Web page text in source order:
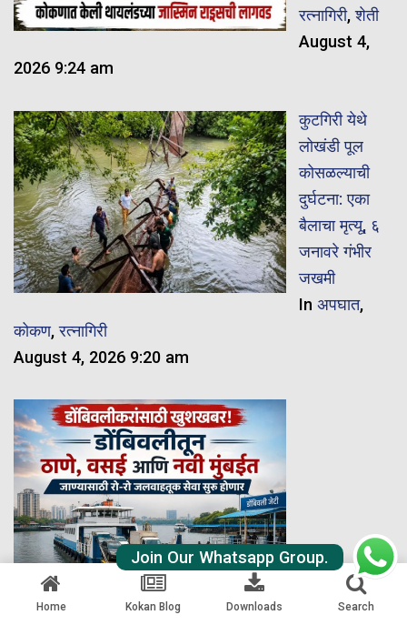
रत्नागिरी,शेती
August 4,
2026 9:24 am
कुटगिरी येथे
लोखंडी पूल
कोसळल्याची
दुर्घटना: एका
बैलाचा मृत्यू, ६
जनावरे गंभीर
जखमी
In अपघात,
कोकण,रत्नागिरी
August 4, 2026 9:20 am
डोंबिवलीकरांसाठी खुशखबर! डोंबिवलीतून ठाणे, वसई आणि नवी
Home Kokan Blog Downloads Search
Join Our Whatsapp Group.